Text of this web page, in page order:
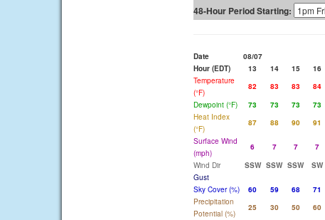
48-Hour Period Starting:
Date 08/07
Hour (EDT)
13 14 15 16
Temperature
(°F)
82 83 83 84
Dewpoint (°F)
73 73 73 73
Heat Index
(°F)
87 88 90 91
Surface Wind
(mph)
6 7 7 7
Wind Dir
SSW SSW SSW SW
Gust
Sky Cover (%)
60 59 68 71
Precipitation
Potential (%)
25 30 50 60